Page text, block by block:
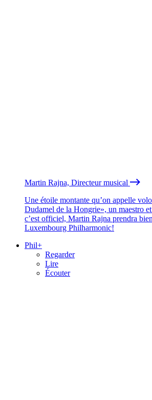
Martin Rajna, Directeur musical
Une étoile montante qu’on appelle
Dudamel de la Hongrie», un maestro
c’est officiel, Martin Rajna prendra
Luxembourg Philharmonic!
Phil+
Regarder
Lire
Écouter